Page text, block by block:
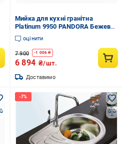
Мийка для кухні гранітна
Platinum 9950 PANDORA Бежевий
матовий (9950-6)
оцінити
7 900 -1 006 ₴
6 894 ₴/шт.
Доставимо